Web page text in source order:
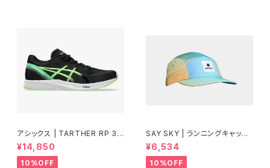
アシックス | TARTHER RP 3 |
BLACK/ILLUMINATE GREEN
| Men
¥14,850
10%OFF
SAY SKY | ランニングキャップ
Drip Dye Combat Cap 101 |
Blue Aop | ユニセックス
¥6,534
10%OFF